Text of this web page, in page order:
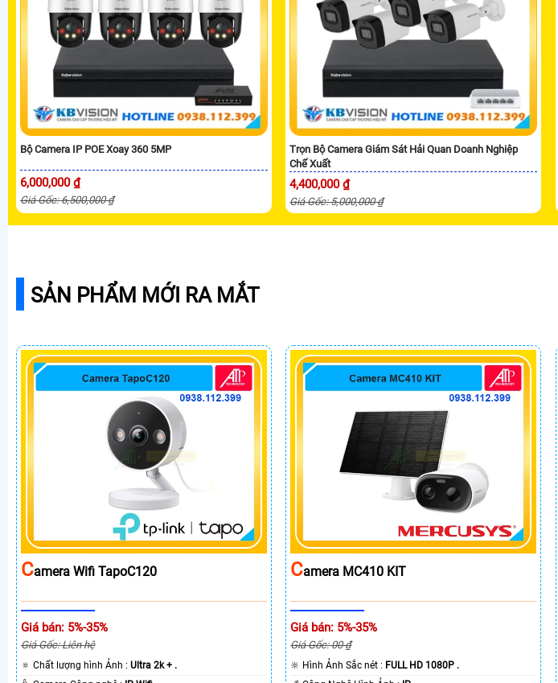
Bộ Camera IP POE Xoay 360 5MP
6,000,000 ₫
Giá Gốc: 6,500,000 ₫
Trọn Bộ Camera Giám Sát Hải Quan Doanh Nghiệp
Chế Xuất
4,400,000 ₫
Giá Gốc: 5,000,000 ₫
SẢN PHẨM MỚI RA MẮT
CAmera Wifi TapoC120
Giá bán: 5%-35%
Giá Gốc: Liên hệ
🔅 Chất lượng hình Ảnh : Ultra 2k + .
CAmera MC410 KIT
Giá bán: 5%-35%
Giá Gốc: 00 ₫
🔆 Hình Ảnh Sắc nét : FULL HD 1080P .